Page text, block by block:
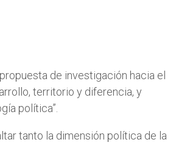
de investigación hacia el
territorio y diferencia, y
política”.
tanto la dimensión política de la